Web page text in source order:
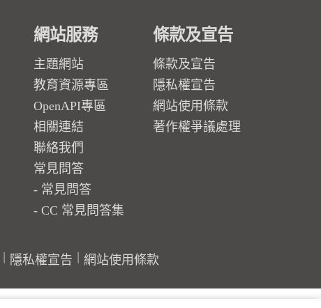
網站服務
主題網站
教育資源專區
OpenAPI專區
相關連結
聯絡我們
常見問答
常見問答
CC 常見問答集
條款及宣告
條款及宣告
隱私權宣告
網站使用條款
著作權爭議處理
隱私權宣告 網站使用條款